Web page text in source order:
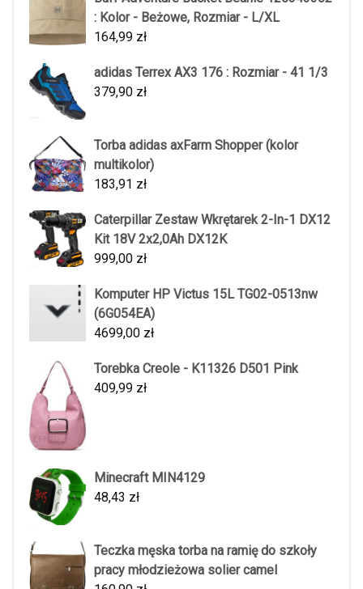
: Kolor - Beżowe, Rozmiar - L/XL
164,99 zł
adidas Terrex AX3 176 : Rozmiar - 41 1/3
379,90 zł
Torba adidas axFarm Shopper (kolor
multikolor)
183,91 zł
Caterpillar Zestaw Wkrętarek 2-In-1 DX12
Kit 18V 2x2,0Ah DX12K
999,00 zł
Komputer HP Victus 15L TG02-0513nw
(6G054EA)
4699,00 zł
Torebka Creole - K11326 D501 Pink
409,99 zł
Minecraft MIN4129
48,43 zł
Teczka męska torba na ramię do szkoły
pracy młodzieżowa solier camel